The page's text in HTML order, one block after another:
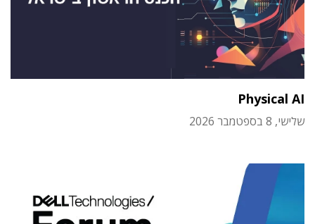
Physical AI
שלישי, 8 בספטמבר 2026